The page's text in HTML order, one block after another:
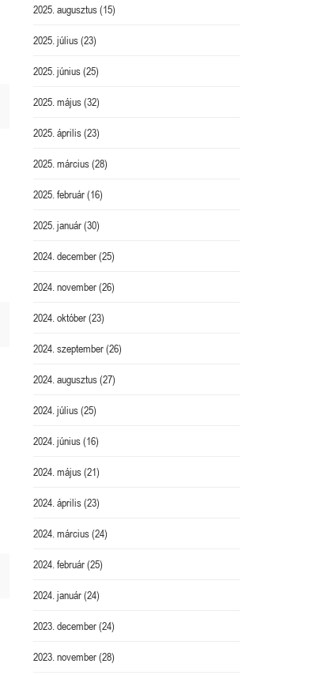
2025. augusztus(15)
2025. július(23)
2025. június(25)
2025. május(32)
2025. április(23)
2025. március(28)
2025. február(16)
2025. január(30)
2024. december(25)
2024. november(26)
2024. október(23)
2024. szeptember(26)
2024. augusztus(27)
2024. július(25)
2024. június(16)
2024. május(21)
2024. április(23)
2024. március(24)
2024. február(25)
2024. január(24)
2023. december(24)
2023. november(28)